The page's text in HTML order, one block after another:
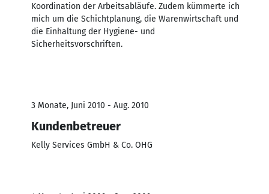
Koordination der Arbeitsabläufe. Zudem kümmerte ich
mich um die Schichtplanung, die Warenwirtschaft und
die Einhaltung der Hygiene- und
Sicherheitsvorschriften.
3 Monate, Juni 2010 - Aug. 2010
Kundenbetreuer
Kelly Services GmbH & Co. OHG